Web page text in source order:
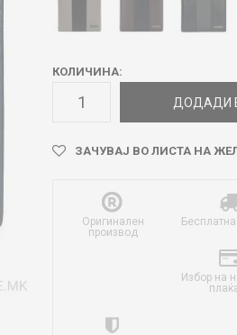
КОЛИЧИНА:
ДОДАДИ
ЗАЧУВАЈ ВО ЛИСТА НА
Оригинален
производ
Избор на